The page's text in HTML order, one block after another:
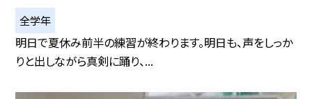
全学年
明日で夏休み前半の練習が終わります。明日も、声をしっか
りと出しながら真剣に踊り、...